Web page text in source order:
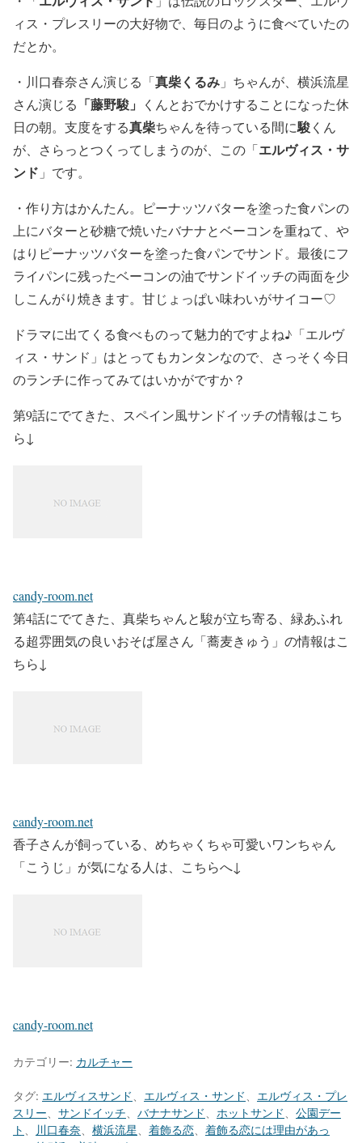
ィス・プレスリーの大好物で、毎日のように食べていたの
だとか。
・川口春奈さん演じる「真柴くるみ 」ちゃんが、横浜流星
さん演じる 「藤野駿 」
くんとおでかけすることになった休
日の朝。支度をする真柴ちゃんを待っている間に駿くん
が、さらっとつくってしまうのが、この「エルヴィス・サ
ンド 」です。
・作り方はかんたん。ピーナッツバターを塗った食パンの
上にバターと砂糖で焼いたバナナとベーコンを重ねて、や
はりピーナッツバターを塗った食パンでサンド。最後にフ
ライパンに残ったベーコンの油でサンドイッチの両面を少
しこんがり焼きます。甘じょっぱい味わいがサイコー♡
ドラマに出てくる食べものって魅力的ですよね♪「エルヴ
ィス・サンド 」はとってもカンタンなので、さっそく今日
のランチに作ってみてはいかがですか？
第9話にでてきた、スペイン風サンドイッチの情報はこち
ら↓
candy-room.net
第4話にでてきた、真柴ちゃんと駿が立ち寄る、緑あふれ
る超雰囲気の良いおそば屋さん「蕎麦きゅう」の情報はこ
ちら↓
candy-room.net
香子さんが飼っている、めちゃくちゃ可愛いワンちゃん
「こうじ」が気になる人は、こちらへ↓
candy-room.net
カテゴリー: カルチャー
タグ: エルヴィスサンド エルヴィス・サンド
エルヴィス・プレ
スリー
サンドイッチ バナナサンド ホットサンド
公園デー
ト
川口春奈 横浜流星 着飾る恋
着飾る恋には理由があっ